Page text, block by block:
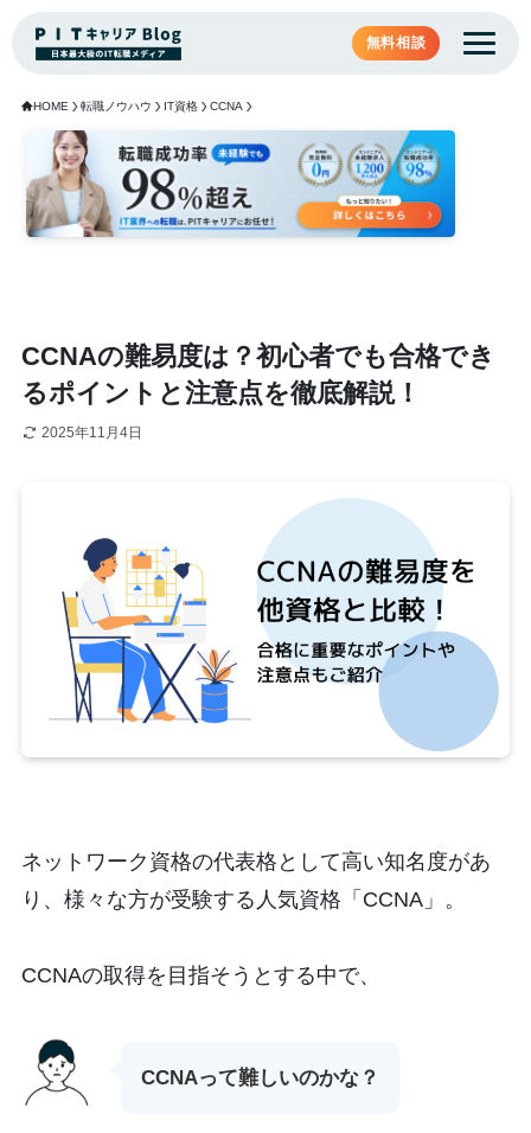
無料相談
HOME 転職ノウハウ IT資格 CCNA
CCNAの難易度は？初心者でも合格でき
るポイントと注意点を徹底解説！
2025年11月4日
ネットワーク資格の代表格として高い知名度があ
り、様々な方が受験する人気資格「CCNA」。
CCNAの取得を目指そうとする中で、
CCNAって難しいのかな？